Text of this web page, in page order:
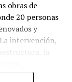
obras de
20 personas
y
intervención,
millones